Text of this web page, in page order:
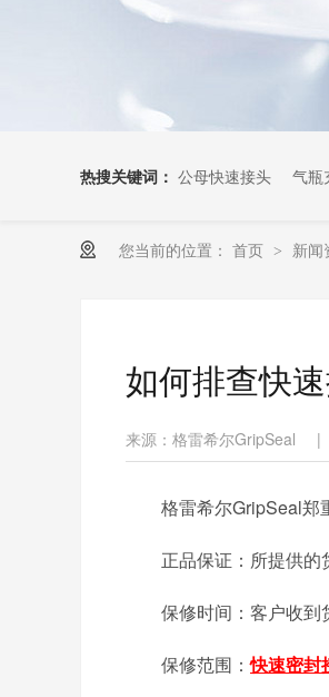
热搜关键词： 公母快速接头 气瓶
您当前的位置： 首页 > 新闻
如何排查快
来源：格雷希尔GripSeal |
格雷希尔GripSeal郑
正品保证：所提供
保修时间：客户收到
保修范围：快速密封